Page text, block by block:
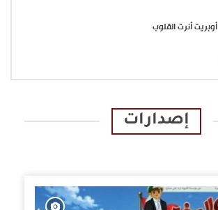
أوبريت أنرت القلوب
إصدارات